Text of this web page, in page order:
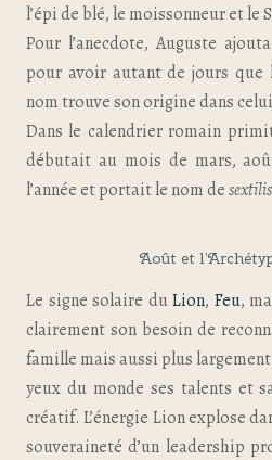
l’épi de blé, le moissonneur et le
Pour l’anecdote, Auguste
pour avoir autant de jours
nom trouve son origine dans
Dans le calendrier romain
débutait au mois de mars,
l’année et portait le nom desextilis
Août et
Le signe solaire duLion, Feu,
clairement son besoin de
famille mais aussi plus
yeux du monde ses talents et
créatif. L’énergie Lion explose
souveraineté d’un leadership